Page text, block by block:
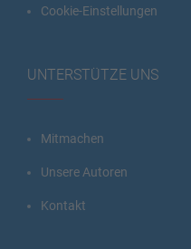
Cookie-Einstellungen
UNTERSTÜTZE UNS
Mitmachen
Unsere Autoren
Kontakt